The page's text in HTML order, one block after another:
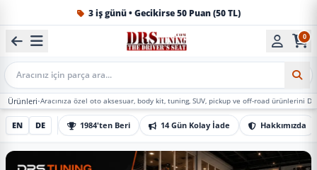
1984'ten beri Türkiye’nin en büyük oto aksesuar ve tuning
0
Mobil Arama
özel oto aksesuar, body kit, tuning, SUV, pickup ve off-road ürünlerini DRS Tuning’de
EN DE 1984'ten Beri 14 Gün Kolay İade Hakkımızda